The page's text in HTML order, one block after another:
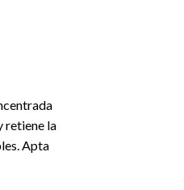
retiene la
Apta